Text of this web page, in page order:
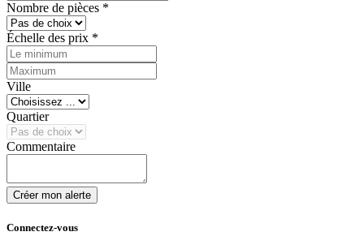
Nombre de pièces *
Échelle des prix *
Ville
Quartier
Commentaire
Créer mon alerte
Connectez-vous